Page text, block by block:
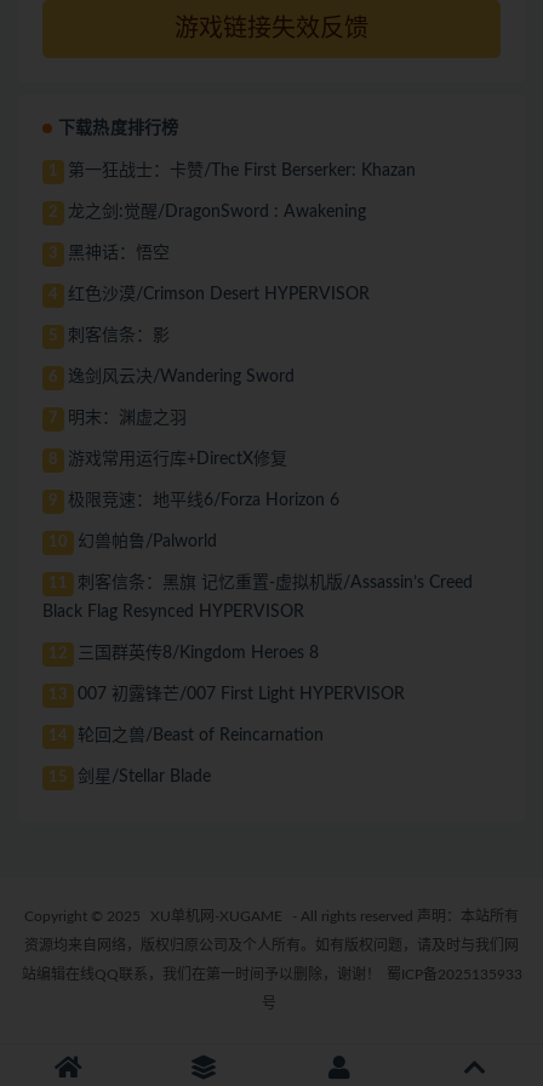
游戏链接失效反馈
下载热度排行榜
1 第一狂战士：卡赞/The First Berserker: Khazan
2 龙之剑:觉醒/DragonSword : Awakening
3 黑神话：悟空
4 红色沙漠/Crimson Desert HYPERVISOR
5 刺客信条：影
6 逸剑风云决/Wandering Sword
7 明末：渊虚之羽
8 游戏常用运行库+DirectX修复
9 极限竞速：地平线6/Forza Horizon 6
10 幻兽帕鲁/Palworld
11
刺客信条：黑旗 记忆重置-虚拟机版/Assassin’s Creed
Black Flag Resynced HYPERVISOR
12 三国群英传8/Kingdom Heroes 8
13 007 初露锋芒/007 First Light HYPERVISOR
14 轮回之兽/Beast of Reincarnation
15 剑星/Stellar Blade
Copyright © 2025 XU单机网-XUGAME
- All rights reserved 声明：本站所有
资源均来自网络，版权归原公司及个人所有。如有版权问题，请及时与我们网
站编辑在线QQ联系，我们在第一时间予以删除，谢谢！
蜀ICP备2025135933
号